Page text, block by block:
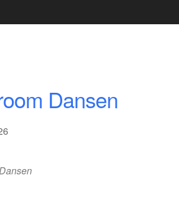
ZAALVERHUURDansen